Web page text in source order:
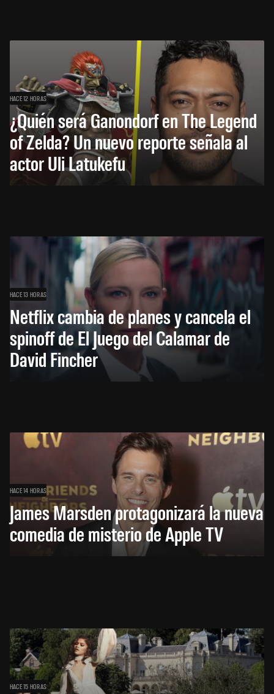
HACE 12 HORAS
¿Quién será Ganondorf en The Legend
of Zelda? Un nuevo reporte señala al
actor Uli Latukefu
HACE 13 HORAS
Netflix cambia de planes y cancela el
spinoff de El Juego del Calamar de
David Fincher
HACE 14 HORAS
James Marsden protagonizará la nueva
comedia de misterio de Apple TV
HACE 15 HORAS